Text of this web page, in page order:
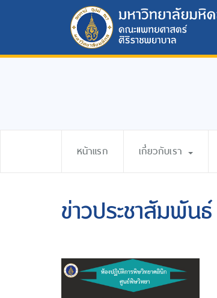
หน้าแรก เกี่ยวกับเรา
ข่าวประชาสัมพันธ์